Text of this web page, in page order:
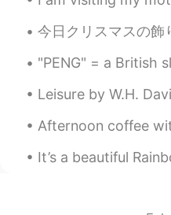
EN JP
@さとうซาโต้
いつもと同じ、
今日クリスマスの飾りをたくさん見ました！🤩🎄⭐️⛄️✨🎅🏻初めてクリスマ
"PENG" = a British slang used to describe an
Leisure by W.H. Davies. WHAT is this life if,
Afternoon coffee with pastries , delicious
It’s a beautiful Rainbow 🌈 at the park this